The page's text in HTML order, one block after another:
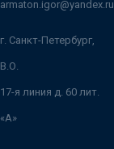
armaton.igor@yandex.ru
г. Санкт-Петербург,
В.О.
17-я линия д. 60 лит.
«А»